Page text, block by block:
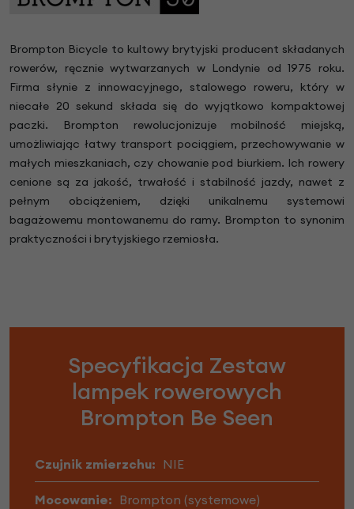
Brompton Bicycle to kultowy brytyjski producent składanych
rowerów, ręcznie wytwarzanych w Londynie od 1975 roku.
Firma słynie z innowacyjnego, stalowego roweru, który w
niecałe 20 sekund składa się do wyjątkowo kompaktowej
paczki. Brompton rewolucjonizuje mobilność miejską,
umożliwiając łatwy transport pociągiem, przechowywanie w
małych mieszkaniach, czy chowanie pod biurkiem. Ich rowery
cenione są za jakość, trwałość i stabilność jazdy, nawet z
pełnym obciążeniem, dzięki unikalnemu systemowi
bagażowemu montowanemu do ramy. Brompton to synonim
praktyczności i brytyjskiego rzemiosła.
Specyfikacja Zestaw
lampek rowerowych
Brompton Be Seen
Czujnik zmierzchu: NIE
Mocowanie: Brompton (systemowe)